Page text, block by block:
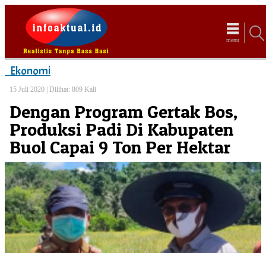
menu
Ekonomi
15 Juli 2020 | Dilihat: 809 Kali
Dengan Program Gertak Bos,
Produksi Padi Di Kabupaten
Buol Capai 9 Ton Per Hektar